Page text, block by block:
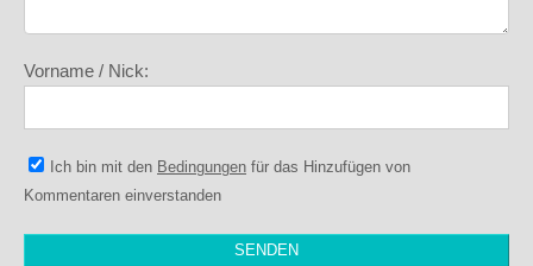
Vorname / Nick:
Ich bin mit den Bedingungen für das Hinzufügen von
Kommentaren einverstanden